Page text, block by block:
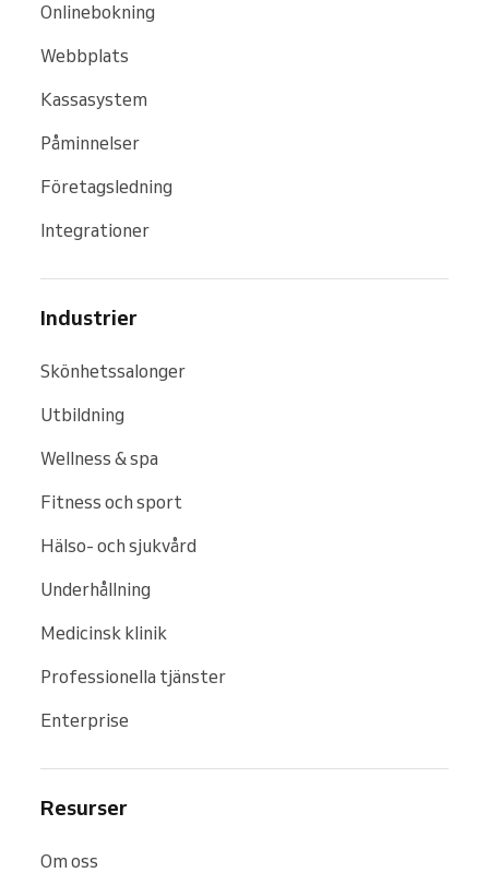
Onlinebokning
Webbplats
Kassasystem
Påminnelser
Företagsledning
Integrationer
Industrier
Skönhetssalonger
Utbildning
Wellness & spa
Fitness och sport
Hälso- och sjukvård
Underhållning
Medicinsk klinik
Professionella tjänster
Enterprise
Resurser
Om oss